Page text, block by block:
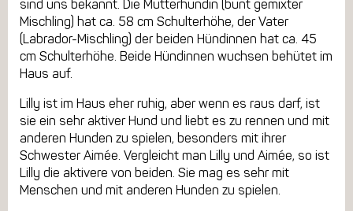
sind uns bekannt. Die Mutterhündin (bunt gemixter
Mischling) hat ca. 58 cm Schulterhöhe, der Vater
(Labrador-Mischling) der beiden Hündinnen hat ca. 45
cm Schulterhöhe. Beide Hündinnen wuchsen behütet im
Haus auf.
Lilly ist im Haus eher ruhig, aber wenn es raus darf, ist
sie ein sehr aktiver Hund und liebt es zu rennen und mit
anderen Hunden zu spielen, besonders mit ihrer
Schwester Aimée. Vergleicht man Lilly und Aimée, so ist
Lilly die aktivere von beiden. Sie mag es sehr mit
Menschen und mit anderen Hunden zu spielen.